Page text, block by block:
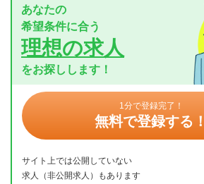
あなたの
希望条件に合う
理想の求人
をお探しします！
1分で登録完了！
無料で登録する！
サイト上では公開していない
求人（非公開求人）もあります